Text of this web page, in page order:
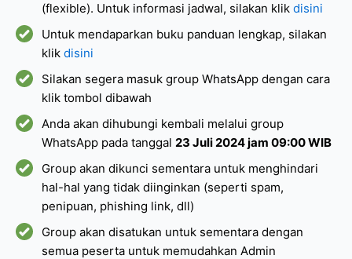
(flexible). Untuk informasi jadwal, silakan klik disini
Untuk mendaparkan buku panduan lengkap, silakan
klik disini
Silakan segera masuk group WhatsApp dengan cara
klik tombol dibawah
Anda akan dihubungi kembali melalui group
WhatsApp pada tanggal 23 Juli2024 jam 09:00 WIB
Group akan dikunci sementara untuk menghindari
hal-hal yang tidak diinginkan (seperti spam,
penipuan, phishing link, dll)
Group akan disatukan untuk sementara dengan
semua peserta untuk memudahkan Admin